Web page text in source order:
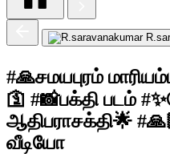
#🙏சமயபுரம்
🛐 #📸பக்தி படம்
ஆதிபராசக்தி🌟
வீடியோ